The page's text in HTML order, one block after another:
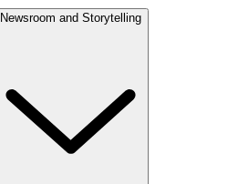
Newsroom and Storytelling